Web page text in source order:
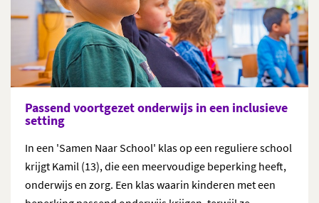
Passend voortgezet onderwijs in een inclusieve
setting
In een 'Samen Naar School' klas op een reguliere school
krijgt Kamil (13), die een meervoudige beperking heeft,
onderwijs en zorg. Een klas waarin kinderen met een